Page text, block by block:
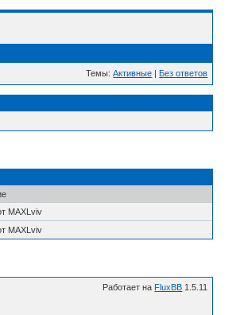
Темы:Активные | Без ответов
MAXLviv
MAXLviv
Работает на FluxBB 1.5.11